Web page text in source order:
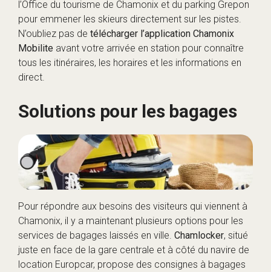
l’Office du tourisme de Chamonix et du parking Grepon
pour emmener les skieurs directement sur les pistes.
N’oubliez pas de télécharger l’application Chamonix
Mobilite avant votre arrivée en station pour connaître
tous les itinéraires, les horaires et les informations en
direct.
Solutions pour les bagages
Pour répondre aux besoins des visiteurs qui viennent à
Chamonix, il y a maintenant plusieurs options pour les
services de bagages laissés en ville. Chamlocker, situé
juste en face de la gare centrale et à côté du navire de
location Europcar, propose des consignes à bagages